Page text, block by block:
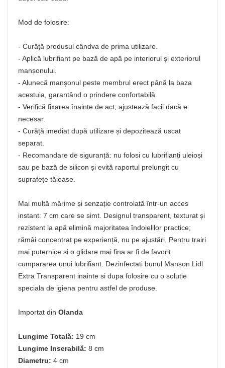
Mod de folosire:
- Curăță produsul cândva de prima utilizare.
- Aplică lubrifiant pe bază de apă pe interiorul și exteriorul
manșonului.
- Alunecă manșonul peste membrul erect până la baza
acestuia, garantând o prindere confortabilă.
- Verifică fixarea înainte de act; ajustează facil dacă e
necesar.
- Curăță imediat după utilizare și depozitează uscat
separat.
- Recomandare de siguranță: nu folosi cu lubrifianți uleioși
sau pe bază de silicon și evită raportul prelungit cu
suprafețe tăioase.
Mai multă mărime și senzație controlată într-un acces
instant: 7 cm care se simt. Designul transparent, texturat și
rezistent la apă elimină majoritatea îndoielilor practice;
rămâi concentrat pe experiență, nu pe ajustări. Pentru trairi
mai puternice si o glidare mai fina ar fi de favorit
cumpararea unui lubrifiant. Dezinfectati bunul Manșon Lidl
Extra Transparent inainte si dupa folosire cu o solutie
speciala de igiena pentru astfel de produse.
Importat din Olanda
Lungime Totală: 19 cm
Lungime Inserabilă: 8 cm
Diametru: 4 cm